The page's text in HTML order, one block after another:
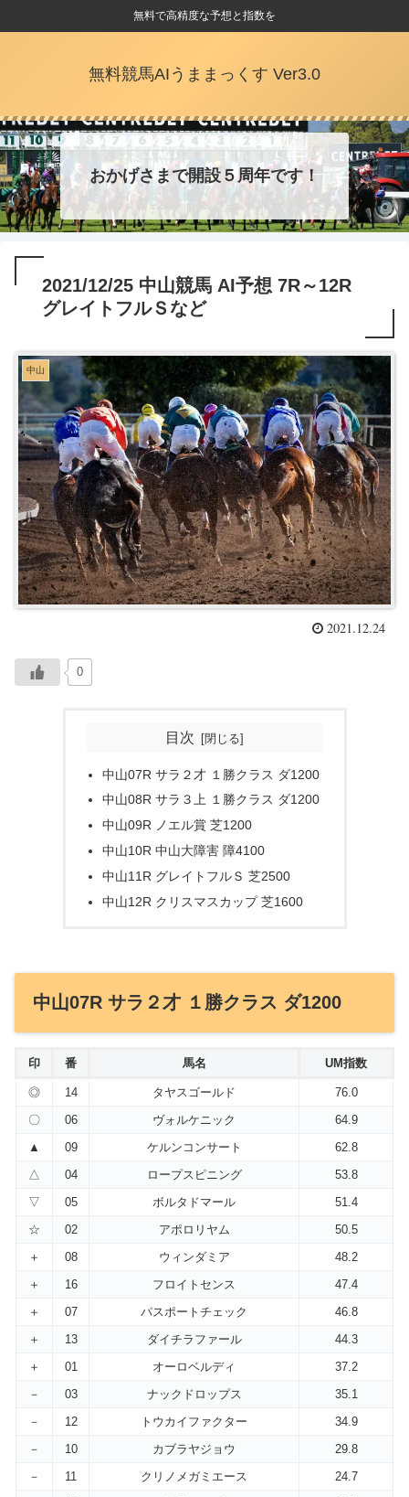
無料で高精度な予想と指数を
無料競馬AIうままっくす Ver3.0
おかげさまで開設５周年です！
2021/12/25 中山競馬 AI予想 7R～12R
グレイトフルＳなど
中山
2021.12.24
0
目次
中山07R サラ２才 １勝クラス ダ1200
中山08R サラ３上 １勝クラス ダ1200
中山09R ノエル賞 芝1200
中山10R 中山大障害 障4100
中山11R グレイトフルＳ 芝2500
中山12R クリスマスカップ 芝1600
中山07R サラ２才 １勝クラス ダ1200
印 番 馬名 UM指数
◎ 14 タヤスゴールド
76.0
〇
06 ヴォルケニック
64.9
▲
09 ケルンコンサート
62.8
△
04 ロープスピニング
53.8
▽
05 ボルタドマール
51.4
☆
02 アポロリヤム
50.5
＋
08 ウィンダミア
48.2
＋
16 フロイトセンス
47.4
＋
07 パスポートチェック
46.8
＋
13 ダイチラファール
44.3
＋
01 オーロベルディ
37.2
－
03 ナックドロップス
35.1
－
12 トウカイファクター
34.9
－
10 カブラヤジョウ
29.8
－
11 クリノメガミエース
24.7